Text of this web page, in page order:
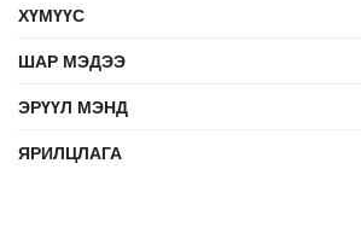
ХҮМҮҮС
ШАР МЭДЭЭ
ЭРҮҮЛ МЭНД
ЯРИЛЦЛАГА